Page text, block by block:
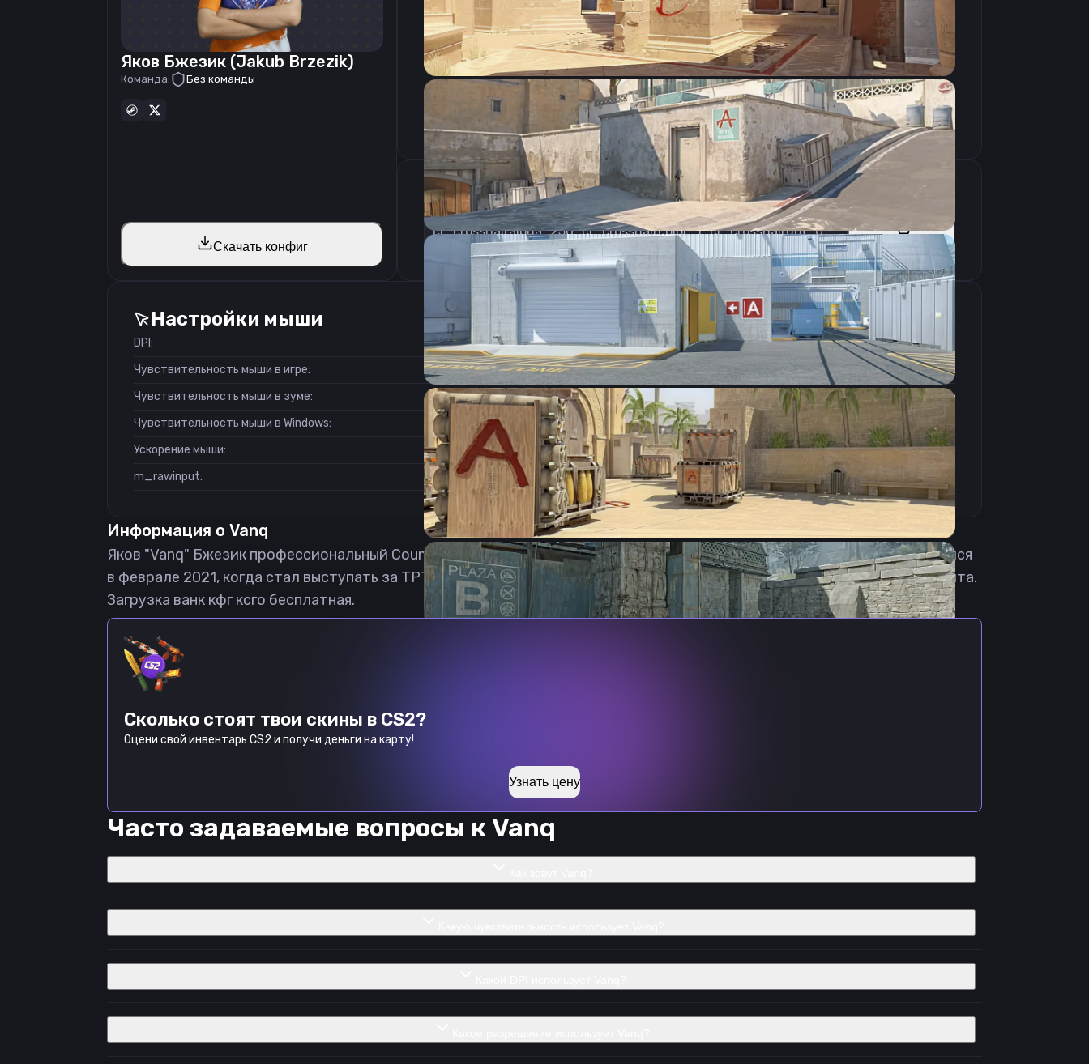
Яков Бжезик (Jakub Brzezik)
Команда: Без команды
Скачать конфиг
CSGO-rcEKW-x8qE9-Fjaht-iNk5S-7T8SA
Скопировать
Параметры запуска
cl_crosshairalpha "250";cl_crosshaircolor "1";cl_crosshairdot "0";cl_crosshairgap "-3";cl_crosshairsize "2";cl_crosshairstyle "4";cl_crosshairthickness "1";cl_crosshair_outlinethickness "1";cl_crosshair_drawoutline "0";
Скопировать
Настройки мыши
DPI:
800
Чувствительность мыши в игре:
1.2
Чувствительность мыши в зуме:
1
Чувствительность мыши в Windows:
6/11
Ускорение мыши:
0
m_rawinput:
1
Настройки экрана
Разрешение
1280×960
Соотношение сторон
4:3
Формат изображения
Растянутое
Частота обновления
Информация о Vanq
Яков "Vanq" Бжезик профессиональный Counter-Strike: Global Offensive игрок из Польши. Впервые на сцене CS:GO появился
в феврале 2021, когда стал выступать за TPT (Tarczyński Protein Team). Скачать Vanq cfg csgo можно лишь с нашего сайта.
Загрузка ванк кфг ксго бесплатная.
Сколько стоят твои скины в CS2?
Оцени свой инвентарь CS2 и получи деньги на карту!
Узнать цену
Часто задаваемые вопросы к Vanq